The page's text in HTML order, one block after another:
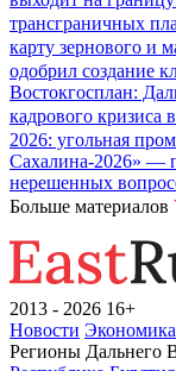
трансграничных
карту зернового и
одобрил создание
Востокгосплан:
кадрового кризиса
2026: угольная
Сахалина-2026» —
нерешенных
Больше материалов
2013 - 2026 16+
Новости Экономика
Регионы Дальнего